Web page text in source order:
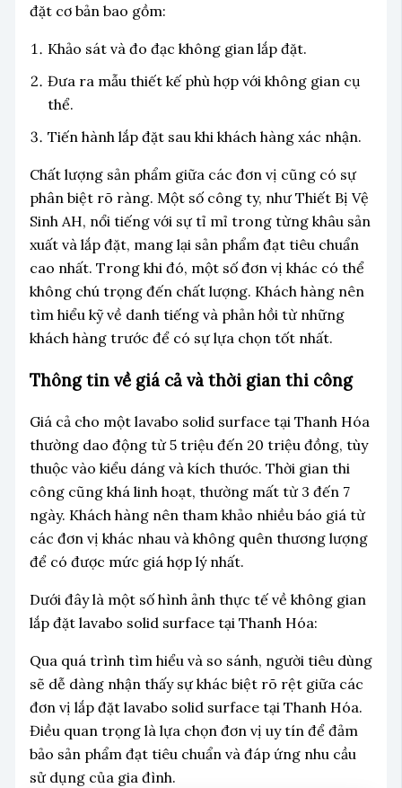
đặt cơ bản bao gồm:
Khảo sát và đo đạc không gian lắp đặt.
Đưa ra mẫu thiết kế phù hợp với không gian cụ
thể.
Tiến hành lắp đặt sau khi khách hàng xác nhận.
Chất lượng sản phẩm giữa các đơn vị cũng có sự
phân biệt rõ ràng. Một số công ty, như Thiết Bị Vệ
Sinh AH, nổi tiếng với sự tỉ mỉ trong từng khâu sản
xuất và lắp đặt, mang lại sản phẩm đạt tiêu chuẩn
cao nhất. Trong khi đó, một số đơn vị khác có thể
không chú trọng đến chất lượng. Khách hàng nên
tìm hiểu kỹ về danh tiếng và phản hồi từ những
khách hàng trước để có sự lựa chọn tốt nhất.
Thông tin về giá cả và thời gian thi công
Giá cả cho một lavabo solid surface tại Thanh Hóa
thường dao động từ 5 triệu đến 20 triệu đồng, tùy
thuộc vào kiểu dáng và kích thước. Thời gian thi
công cũng khá linh hoạt, thường mất từ 3 đến 7
ngày. Khách hàng nên tham khảo nhiều báo giá từ
các đơn vị khác nhau và không quên thương lượng
để có được mức giá hợp lý nhất.
Dưới đây là một số hình ảnh thực tế về không gian
lắp đặt lavabo solid surface tại Thanh Hóa:
Qua quá trình tìm hiểu và so sánh, người tiêu dùng
sẽ dễ dàng nhận thấy sự khác biệt rõ rệt giữa các
đơn vị lắp đặt lavabo solid surface tại Thanh Hóa.
Điều quan trọng là lựa chọn đơn vị uy tín để đảm
bảo sản phẩm đạt tiêu chuẩn và đáp ứng nhu cầu
sử dụng của gia đình.